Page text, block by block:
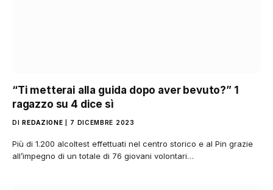
“Ti metterai alla guida dopo aver bevuto?” 1
ragazzo su 4 dice sì
DI REDAZIONE 7 DICEMBRE 2023
Più di 1.200 alcoltest effettuati nel centro storico e al Pin grazie
all’impegno di un totale di 76 giovani volontari…